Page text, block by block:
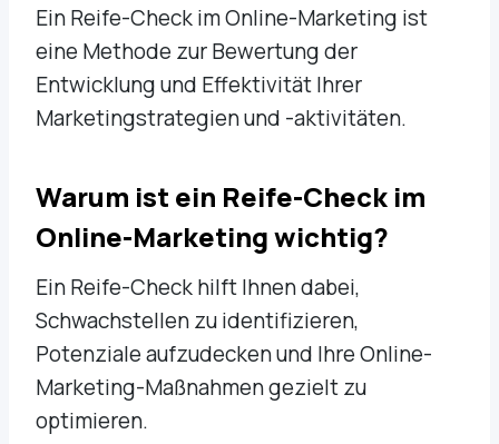
Ein Reife-Check im Online-Marketing ist
eine Methode zur Bewertung der
Entwicklung und Effektivität Ihrer
Marketingstrategien und -aktivitäten.
Warum ist ein Reife-Check im
Online-Marketing wichtig?
Ein Reife-Check hilft Ihnen dabei,
Schwachstellen zu identifizieren,
Potenziale aufzudecken und Ihre Online-
Marketing-Maßnahmen gezielt zu
optimieren.